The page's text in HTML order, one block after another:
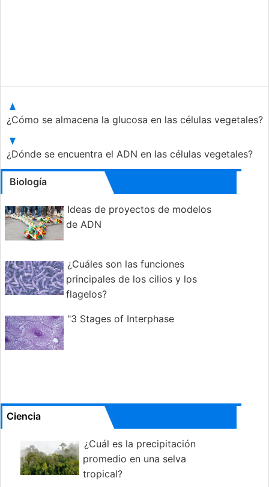
¿Cómo se almacena la glucosa en las células vegetales?
¿Dónde se encuentra el ADN en las células vegetales?
Biología
Ideas de proyectos de modelos
de ADN
¿Cuáles son las funciones
principales de los cilios y los
flagelos?
"3 Stages of Interphase
Ciencia
¿Cuál es la precipitación
promedio en una selva
tropical?